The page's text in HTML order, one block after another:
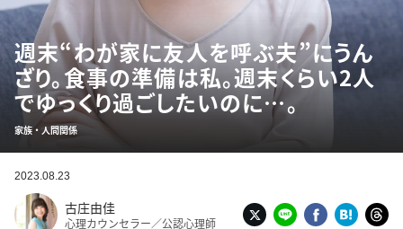
週末“わが家に友人を呼ぶ夫”にうん
ざり。食事の準備は私。週末くらい2人
でゆっくり過ごしたいのに…。
家族・人間関係
2023.08.23
古庄由佳
心理カウンセラー／公認心理師